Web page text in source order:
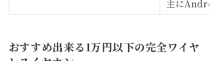
主に
おすすめ出来る1万円以下の完全ワイヤ